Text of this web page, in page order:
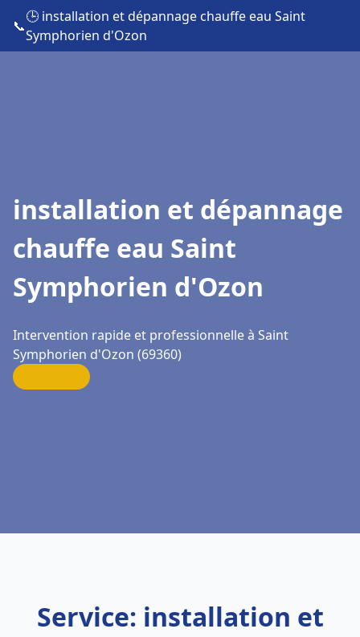
📞
🕒 installation et dépannage chauffe eau Saint
Symphorien d'Ozon
installation et dépannage
chauffe eau Saint
Symphorien d'Ozon
Intervention rapide et professionnelle à Saint
Symphorien d'Ozon (69360)
Service: installation et